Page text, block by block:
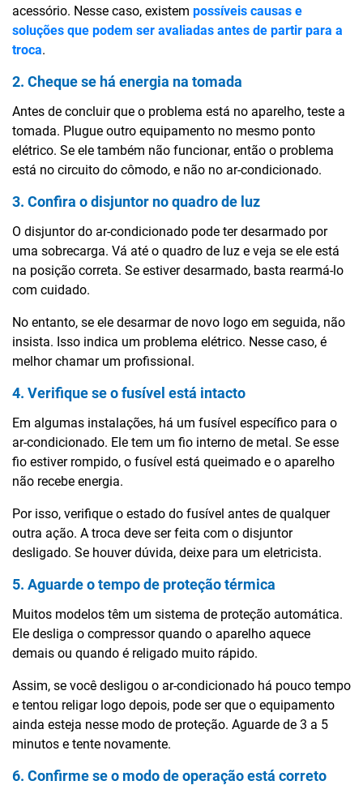
acessório. Nesse caso, existem possíveis causas e
soluções que podem ser avaliadas antes de partir para a
troca.
2. Cheque se há energia na tomada
Antes de concluir que o problema está no aparelho, teste a
tomada. Plugue outro equipamento no mesmo ponto
elétrico. Se ele também não funcionar, então o problema
está no circuito do cômodo, e não no ar-condicionado.
3. Confira o disjuntor no quadro de luz
O disjuntor do ar-condicionado pode ter desarmado por
uma sobrecarga. Vá até o quadro de luz e veja se ele está
na posição correta. Se estiver desarmado, basta rearmá-lo
com cuidado.
No entanto, se ele desarmar de novo logo em seguida, não
insista. Isso indica um problema elétrico. Nesse caso, é
melhor chamar um profissional.
4. Verifique se o fusível está intacto
Em algumas instalações, há um fusível específico para o
ar-condicionado. Ele tem um fio interno de metal. Se esse
fio estiver rompido, o fusível está queimado e o aparelho
não recebe energia.
Por isso, verifique o estado do fusível antes de qualquer
outra ação. A troca deve ser feita com o disjuntor
desligado. Se houver dúvida, deixe para um eletricista.
5. Aguarde o tempo de proteção térmica
Muitos modelos têm um sistema de proteção automática.
Ele desliga o compressor quando o aparelho aquece
demais ou quando é religado muito rápido.
Assim, se você desligou o ar-condicionado há pouco tempo
e tentou religar logo depois, pode ser que o equipamento
ainda esteja nesse modo de proteção. Aguarde de 3 a 5
minutos e tente novamente.
6. Confirme se o modo de operação está correto